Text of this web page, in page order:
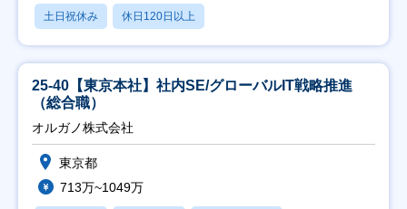
土日祝休み 休日120日以上
25-40【東京本社】社内SE/グローバルIT戦略推進
（総合職）
オルガノ株式会社
東京都
713万~1049万